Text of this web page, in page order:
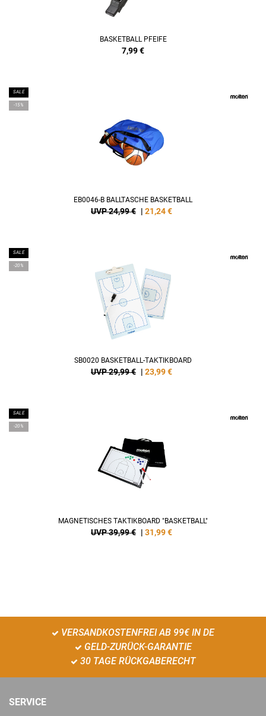
BASKETBALL PFEIFE
7,99€
SALE
-15%
EB0046-B BALLTASCHE BASKETBALL
UVP 24,99 € | 21,24€
SALE
-20%
SB0020 BASKETBALL-TAKTIKBOARD
UVP 29,99 € | 23,99€
SALE
-20%
MAGNETISCHES TAKTIKBOARD "BASKETBALL"
UVP 39,99 € | 31,99€
VERSANDKOSTENFREI AB 99€ IN DE
GELD-ZURÜCK-GARANTIE
30 TAGE RÜCKGABERECHT
SERVICE